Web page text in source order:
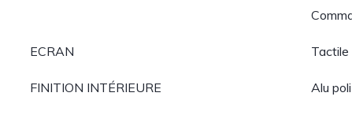
ECRAN Tactile
FINITION INTÉRIEURE Alu poli